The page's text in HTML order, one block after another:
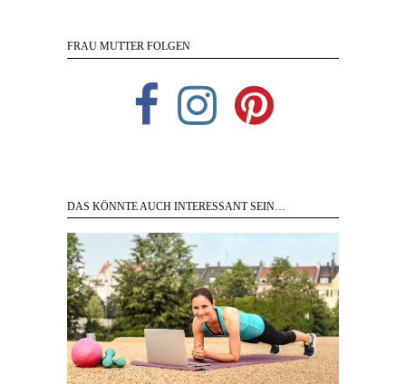
FRAU MUTTER FOLGEN
DAS KÖNNTE AUCH INTERESSANT SEIN…